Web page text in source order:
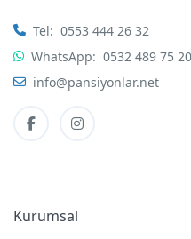
Tel: 0553 444 26 32
WhatsApp: 0532 489 75 20
info@pansiyonlar.net
Kurumsal